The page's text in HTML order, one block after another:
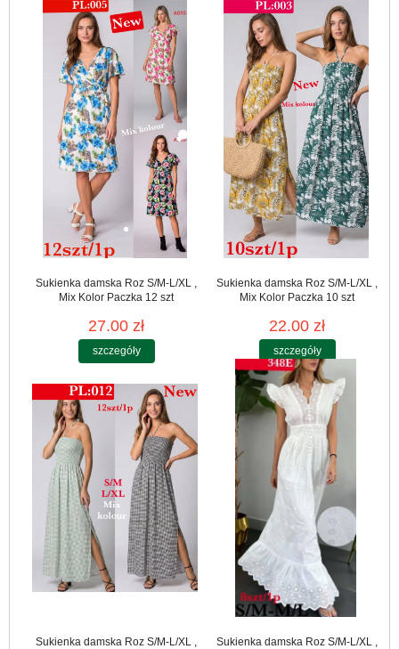
Sukienka damska Roz S/M-L/XL ,
Mix Kolor Paczka 12 szt
27.00 zł
szczegóły
Sukienka damska Roz S/M-L/XL ,
Mix Kolor Paczka 10 szt
22.00 zł
szczegóły
Sukienka damska Roz S/M-L/XL ,
Sukienka damska Roz S/M-L/XL ,